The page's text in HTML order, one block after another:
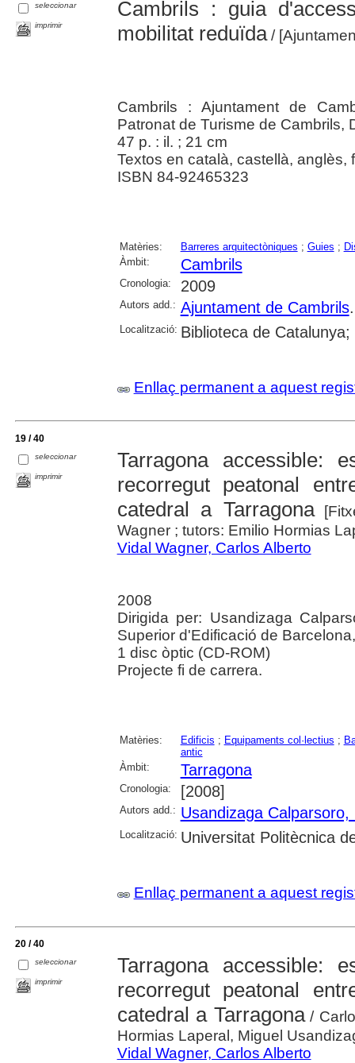
seleccionar
imprimir
Cambrils : guia
mobilitat reduïda/
Cambrils : Ajuntament de
Patronat de Turisme de Cambrils,
47 p. : il. ; 21 cm
Textos en català, castellà, anglès,
ISBN 84-92465323
Matèries: Barreres arquitectòniques ; Guies ;
Àmbit:
Cambrils
Cronologia: 2009
Autors add.: Ajuntament de Cambrils
Localització: Biblioteca de
Enllaç permanent a aquest
19 / 40
seleccionar
imprimir
Tarragona accessible:
recorregut peatonal
catedral a Tarragona
Wagner ; tutors: Emilio Hormias
Vidal Wagner, Carlos Alberto
2008
Dirigida per: Usandizaga
Superior d'Edificació de
1 disc òptic (CD-ROM)
Projecte fi de carrera.
Matèries: Edificis ; Equipaments col·lectius ;
antic
Àmbit:
Tarragona
Cronologia: [2008]
Autors add.: Usandizaga Calparsoro,
Localització: Universitat Politècnica
Enllaç permanent a aquest
20 / 40
seleccionar
imprimir
Tarragona accessible:
recorregut peatonal
catedral a Tarragona/
Hormias Laperal, Miguel
Vidal Wagner, Carlos Alberto